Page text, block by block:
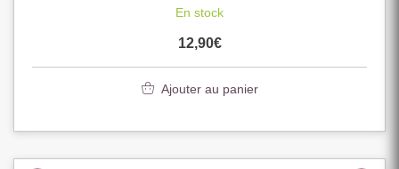
En stock
12,90€
Ajouter au panier